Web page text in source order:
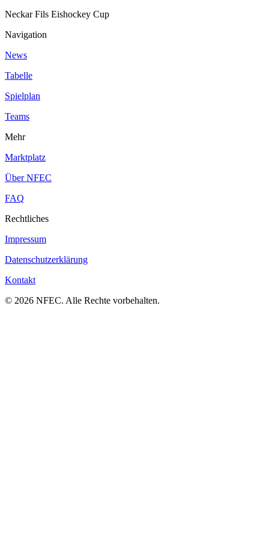
Neckar Fils Eishockey Cup
Navigation
News
Tabelle
Spielplan
Teams
Mehr
Marktplatz
Über NFEC
FAQ
Rechtliches
Impressum
Datenschutzerklärung
Kontakt
© 2026 NFEC. Alle Rechte vorbehalten.